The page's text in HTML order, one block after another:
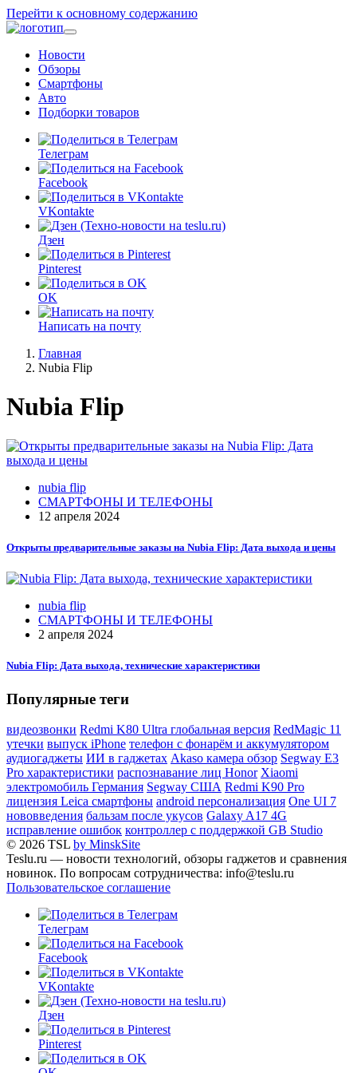
Перейти к основному содержанию
Новости
Обзоры
Смартфоны
Авто
Подборки товаров
Телеграм
Facebook
VKontakte
Дзен
Pinterest
OK
Написать на почту
Главная
Nubia Flip
Nubia Flip
nubia flip
СМАРТФОНЫ И ТЕЛЕФОНЫ
12 апреля 2024
Открыты предварительные заказы на Nubia Flip: Дата выхода и цены
nubia flip
СМАРТФОНЫ И ТЕЛЕФОНЫ
2 апреля 2024
Nubia Flip: Дата выхода, технические характеристики
Популярные теги
видеозвонки Redmi K80 Ultra глобальная версия RedMagic 11
утечки выпуск iPhone телефон с фонарём и аккумулятором
аудиогаджеты ИИ в гаджетах Akaso камера обзор Segway E3
Pro характеристики распознавание лиц Honor Xiaomi
электромобиль Германия Segway США Redmi K90 Pro
лицензия Leica смартфоны android персонализация One UI 7
нововведения бальзам после укусов Galaxy A17 4G
исправление ошибок контроллер с поддержкой GB Studio
© 2026 TSL by MinskSite
Teslu.ru — новости технологий, обзоры гаджетов и сравнения
новинок. По вопросам сотрудничества: info@teslu.ru
Пользовательское соглашение
Телеграм
Facebook
VKontakte
Дзен
Pinterest